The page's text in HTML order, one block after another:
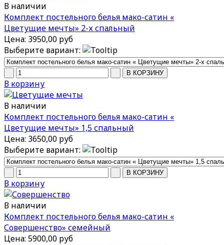
В наличии
Комплект постельного белья мако-сатин «
Цветущие мечты» 2-х спальный
Цена: 3950,00 руб
Выберите вариант:
В корзину
В наличии
Комплект постельного белья мако-сатин «
Цветущие мечты» 1,5 спальный
Цена: 3650,00 руб
Выберите вариант:
В корзину
В наличии
Комплект постельного белья мако-сатин «
Совершенство» семейный
Цена: 5900,00 руб